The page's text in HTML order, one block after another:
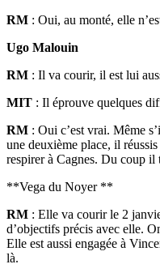
RM : Oui, au monté, elle
Ugo Malouin
RM : Il va courir, il est lui
MIT : Il éprouve quelques
RM : Oui c’est vrai. Même
une deuxième place, il
respirer à Cagnes. Du coup il
**Vega du Noyer **
RM : Elle va courir le 2
d’objectifs précis avec elle.
Elle est aussi engagée à
là.